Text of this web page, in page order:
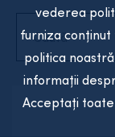
vederea
furniza
politica
informații
Acceptați